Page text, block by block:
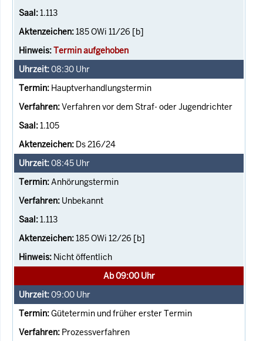
1.113
185 OWi 11/26 [b]
Termin aufgehoben
08:30 Uhr
Hauptverhandlungstermin
Verfahren vor dem Straf- oder Jugendrichter
1.105
Ds 216/24
08:45 Uhr
Anhörungstermin
Unbekannt
1.113
185 OWi 12/26 [b]
Nicht öffentlich
Ab 09:00 Uhr
09:00 Uhr
Gütetermin und früher erster Termin
Prozessverfahren